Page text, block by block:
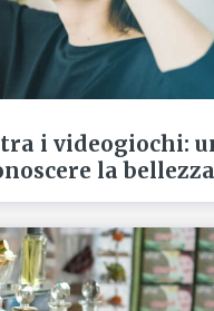
i videogiochi:
la bellezza